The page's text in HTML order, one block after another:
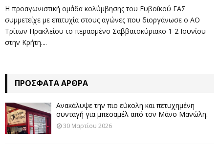
Η προαγωνιστική ομάδα κολύμβησης του Ευβοϊκού ΓΑΣ
συμμετείχε με επιτυχία στους αγώνες που διοργάνωσε ο ΑΟ
Τρίτων Ηρακλείου το περασμένο Σαββατοκύριακο 1-2 Ιουνίου
στην Κρήτη....
ΠΡΌΣΦΑΤΑ ΆΡΘΡΑ
Ανακάλυψε την πιο εύκολη και πετυχημένη
συνταγή για μπεσαμέλ από τον Μάνο Μανώλη.
30 Μαρτίου 2026